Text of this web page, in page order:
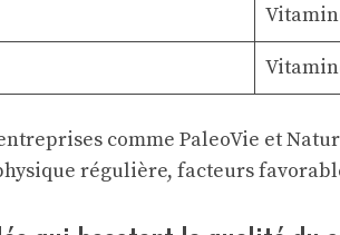
comme PaleoVie et
régulière, facteurs